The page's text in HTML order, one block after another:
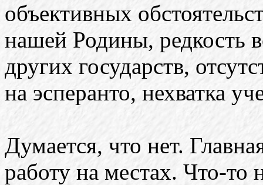
объективных
нашей Родины, редкость
других государств,
на эсперанто, нехватка
Думается, что нет.
работу на местах. Что-то